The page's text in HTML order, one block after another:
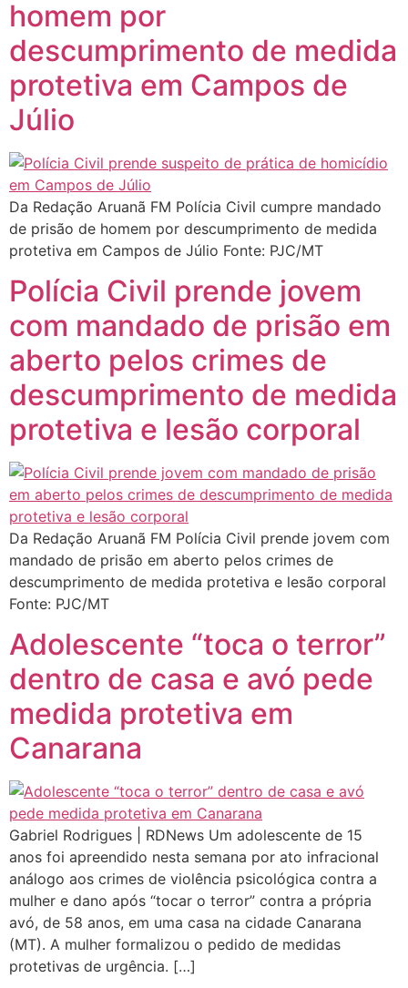
homem por
descumprimento de medida
protetiva em Campos de
Júlio
Da Redação Aruanã FM Polícia Civil cumpre mandado
de prisão de homem por descumprimento de medida
protetiva em Campos de Júlio Fonte: PJC/MT
Polícia Civil prende jovem
com mandado de prisão em
aberto pelos crimes de
descumprimento de medida
protetiva e lesão corporal
Da Redação Aruanã FM Polícia Civil prende jovem com
mandado de prisão em aberto pelos crimes de
descumprimento de medida protetiva e lesão corporal
Fonte: PJC/MT
Adolescente “toca o terror”
dentro de casa e avó pede
medida protetiva em
Canarana
Gabriel Rodrigues | RDNews Um adolescente de 15
anos foi apreendido nesta semana por ato infracional
análogo aos crimes de violência psicológica contra a
mulher e dano após “tocar o terror” contra a própria
avó, de 58 anos, em uma casa na cidade Canarana
(MT). A mulher formalizou o pedido de medidas
protetivas de urgência. […]